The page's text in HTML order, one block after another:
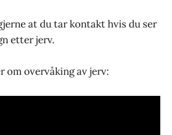
at du tar kontakt hvis du ser
etter jerv.
om overvåking av jerv: